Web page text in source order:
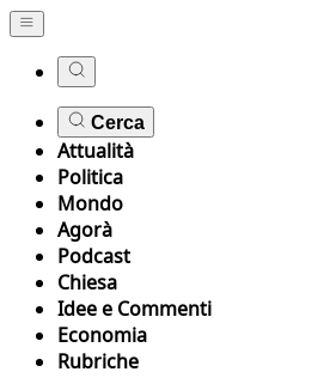
Cerca
Attualità
Politica
Mondo
Agorà
Podcast
Chiesa
Idee e Commenti
Economia
Rubriche